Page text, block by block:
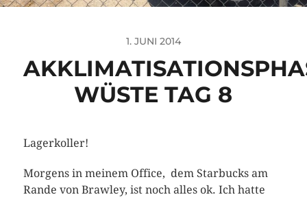
1. JUNI 2014
WÜSTE TAG 8
Lagerkoller!
Morgens in meinem Office, dem Starbucks am
Rande von Brawley, ist noch alles ok. Ich hatte